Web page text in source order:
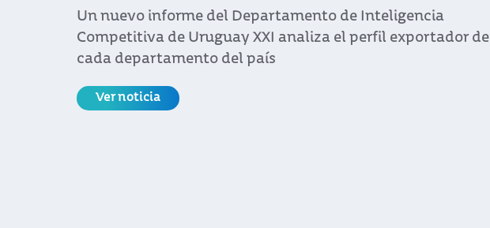
Un nuevo informe del Departamento de Inteligencia
Competitiva de Uruguay XXI analiza el perfil exportador de
cada departamento del país
Ver noticia